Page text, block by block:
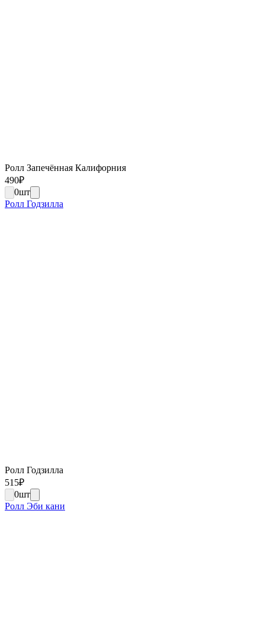
Ролл Запечённая Калифорния
490₽
0шт
Ролл Годзилла
Ролл Годзилла
515₽
0шт
Ролл Эби кани